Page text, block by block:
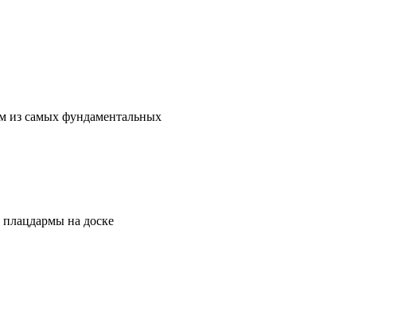
из самых фундаментальных
плацдармы на доске